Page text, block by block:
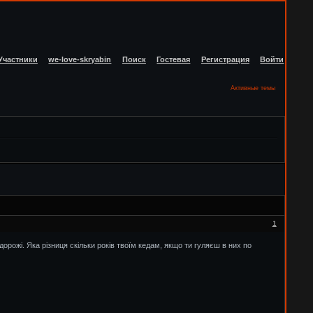
we-love-skryabin Поиск Гостевая Регистрация Войти
Активные темы
1
Яка різниця скільки років твоїм кедам, якщо ти гуляєш в них по